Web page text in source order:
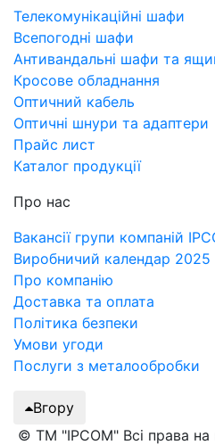
Телекомунікаційні шафи
Всепогодні шафи
Антивандальні шафи та
Кросове обладнання
Оптичний кабель
Оптичні шнури та адаптери
Прайс лист
Каталог продукції
Про нас
Вакансії групи компаній
Виробничий календар 2025
Про компанію
Доставка та оплата
Політика безпеки
Умови угоди
Послуги з металообробки
Вгору
© ТМ "IPCOM" Всі права на